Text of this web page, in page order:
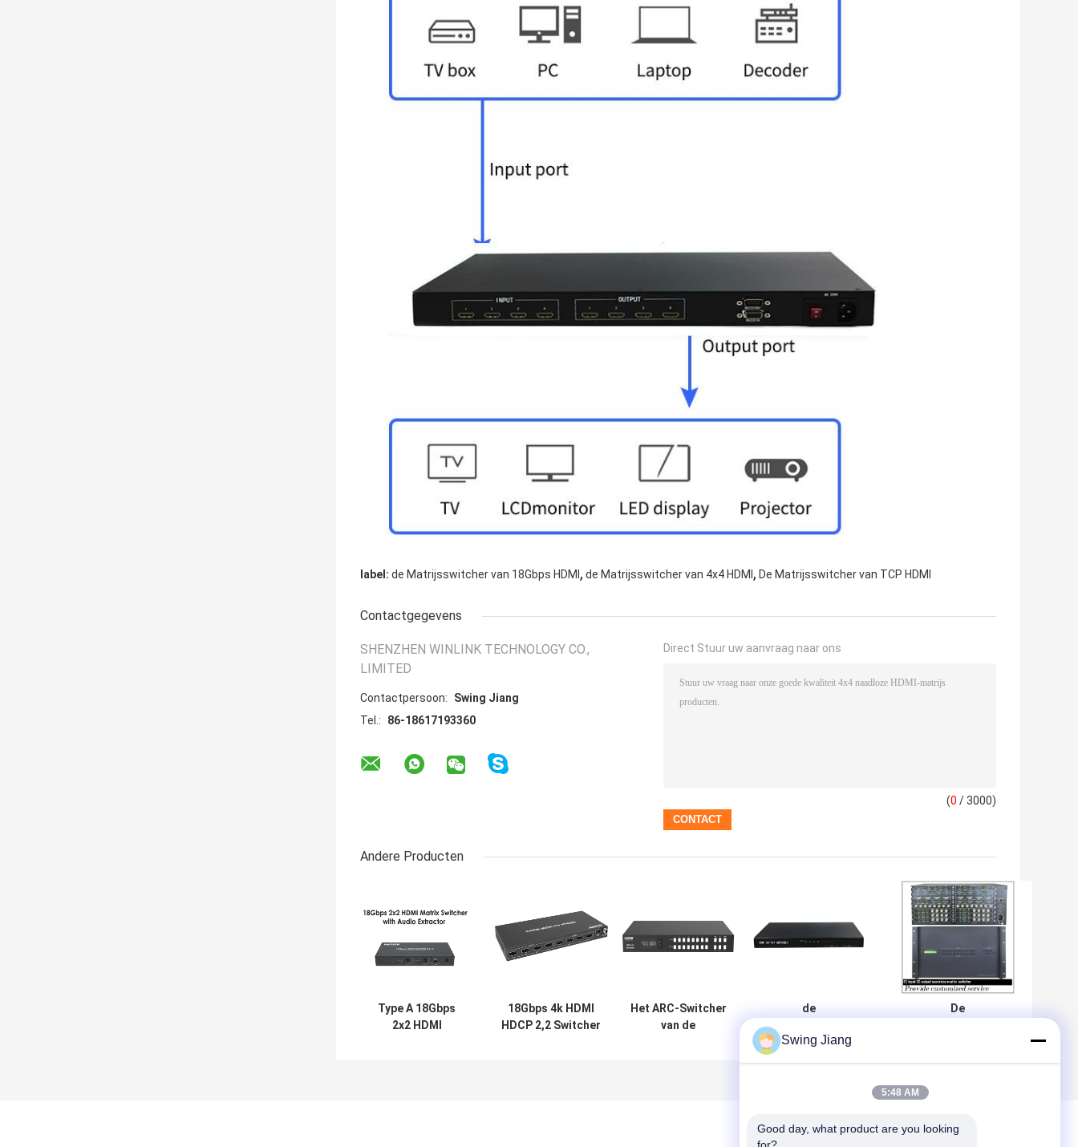
label: de Matrijsswitcher van 18Gbps HDMI , de Matrijsswitcher van 4x4 HDMI , De Matrijsswitcher van TCP HDMI
Contactgegevens
SHENZHEN WINLINK TECHNOLOGY CO.,
LIMITED
Contactpersoon:
Swing Jiang
Tel.:
86-18617193360
Direct Stuur uw aanvraag naar ons
(0 / 3000)
Andere Producten
Type A 18Gbps
2x2 HDMI
18Gbps 4k HDMI
HDCP 2,2 Switcher
Het ARC-Switcher
van de
de
Matrijsswitcher
van 4K 30Hz 20W
4x4 HDMI met 3D
De
Swing Jiang
5:48 AM
Good day, what product are you looking